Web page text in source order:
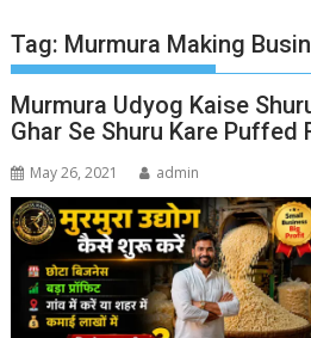
Tag: Murmura Making
Murmura Udyog Kaise
Ghar Se Shuru Kare Puffed
May 26, 2021 admin